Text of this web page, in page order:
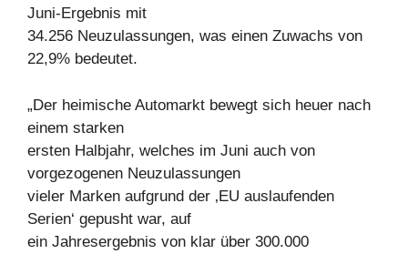
Juni-Ergebnis mit
34.256 Neuzulassungen, was einen Zuwachs von
22,9% bedeutet.
„Der heimische Automarkt bewegt sich heuer nach
einem starken
ersten Halbjahr, welches im Juni auch von
vorgezogenen Neuzulassungen
vieler Marken aufgrund der ‚EU auslaufenden
Serien‘ gepusht war, auf
ein Jahresergebnis von klar über 300.000